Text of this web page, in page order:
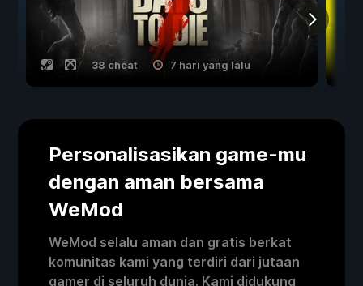
38 cheat 7 hari yang lalu
Personalisasikan game-mu
dengan aman bersama
WeMod
WeMod selalu aman dan gratis berkat
komunitas kami yang terdiri dari jutaan
gamer di seluruh dunia. Kami didukung